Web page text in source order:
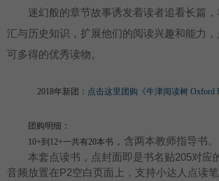
迷幻般的章节故事诱发着读者追看长篇
汇与历史知识，扩展他们的阅读兴趣和能力
可多得的优秀读物。
2018年新团： 点击这里团购《牛津阅读树 Oxford
团购明细：
10+到12+一共有20本书 ，含两本教师指导书。
本套点读书，点封面即是书名贴205对应
音频放置在P2空白页面上，支持小达人点读笔